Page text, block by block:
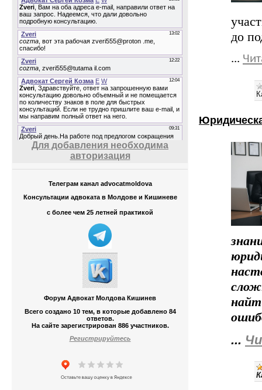
Для добавления необходима
авторизация
Телеграм канал advocatmoldova
Консультации адвоката в Молдове и Кишиневе
с более чем 25 летней практикой
Форум Адвокат Молдова Кишинев
Всего создано 10 тем, в которые добавлено 84
ответов.
На сайте зарегистрирован 886 участников.
Регистрируйтесь
до
...
...